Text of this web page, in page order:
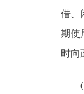
借、
期使
时向
(四